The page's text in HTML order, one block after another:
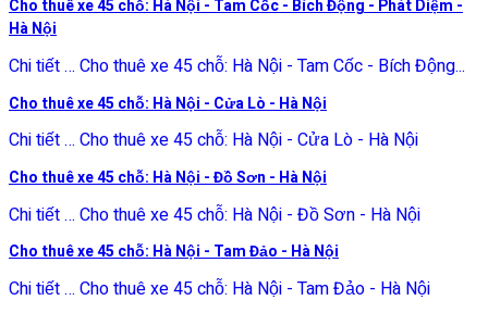
Cho thuê xe 45 chỗ: Hà Nội - Tam Cốc - Bích Động - Phát Diệm -
Hà Nội
Chi tiết … Cho thuê xe 45 chỗ: Hà Nội - Tam Cốc - Bích Động...
Cho thuê xe 45 chỗ: Hà Nội - Cửa Lò - Hà Nội
Chi tiết … Cho thuê xe 45 chỗ: Hà Nội - Cửa Lò - Hà Nội
Cho thuê xe 45 chỗ: Hà Nội - Đồ Sơn - Hà Nội
Chi tiết … Cho thuê xe 45 chỗ: Hà Nội - Đồ Sơn - Hà Nội
Cho thuê xe 45 chỗ: Hà Nội - Tam Đảo - Hà Nội
Chi tiết … Cho thuê xe 45 chỗ: Hà Nội - Tam Đảo - Hà Nội